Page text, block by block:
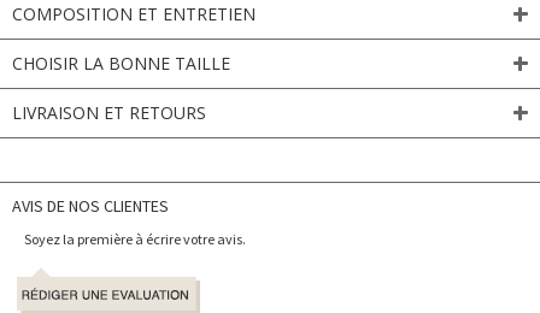
COMPOSITION ET ENTRETIEN
CHOISIR LA BONNE TAILLE
LIVRAISON ET RETOURS
AVIS DE NOS CLIENTES
Soyez la première à écrire votre avis.